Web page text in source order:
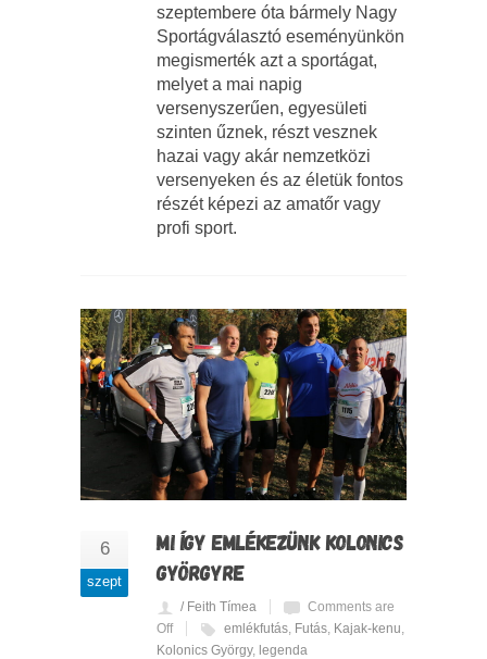
szeptembere óta bármely Nagy
Sportágválasztó eseményünkön
megismerték azt a sportágat,
melyet a mai napig
versenyszerűen, egyesületi
szinten űznek, részt vesznek
hazai vagy akár nemzetközi
versenyeken és az életük fontos
részét képezi az amatőr vagy
profi sport.
6
szept
MI ÍGY EMLÉKEZÜNK KOLONICS
GYÖRGYRE
/ Feith Tímea
Comments are
Off
emlékfutás Futás Kajak-kenu
Kolonics György, legenda